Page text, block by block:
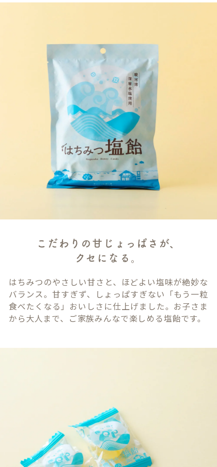
こだわりの甘じょっぱさが、
クセになる。
はちみつのやさしい甘さと、ほどよい塩味が絶妙な
バランス。甘すぎず、しょっぱすぎない「もう一粒
食べたくなる」おいしさに仕上げました。お子さま
から大人まで、ご家族みんなで楽しめる塩飴です。